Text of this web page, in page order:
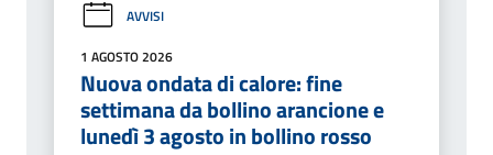
AVVISI
1 AGOSTO 2026
Nuova ondata di calore: fine
settimana da bollino arancione e
lunedì 3 agosto in bollino rosso